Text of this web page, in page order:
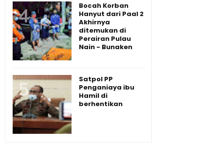
Bocah Korban
Hanyut dari Paal 2
Akhirnya
ditemukan di
Perairan Pulau
Nain - Bunaken
Satpol PP
Penganiaya ibu
Hamil di
berhentikan